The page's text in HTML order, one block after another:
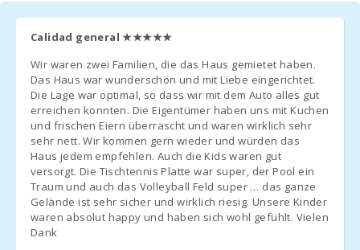
Strand Cala
Murada (km):
Strand S´Arenal
Porto Colom
(km):
Strand Cala Brafi
(km):
Strand Cala
Marsal (km):
Entfernung zu
Restaurants (m):
Services und Extras
Parken: Verfügbar im Freien oder in einer Garage, keine
Reservierung erforderlich.
Babybett und Hochstuhl: Kostenlos zur Verfügung (auf
vorherige Anfrage).
Zweites Babybett: 20 € pro Tag.
Zusatzbett: 28 € pro Tag (nur nach vorheriger Vereinbarung
verfügbar).
- Verwaltungsgebühr - 6,3 %.
Ankunftsinformationen
Calidad general★★★★★
Wir waren zwei Familien, die das Haus gemietet haben.
Das Haus war wunderschön und mit Liebe eingerichtet.
Die Lage war optimal, so dass wir mit dem Auto alles gut
erreichen konnten. Die Eigentümer haben uns mit Kuchen
und frischen Eiern überrascht und waren wirklich sehr
sehr nett. Wir kommen gern wieder und würden das
Haus jedem empfehlen. Auch die Kids waren gut
versorgt. Die Tischtennis Platte war super, der Pool ein
Traum und auch das Volleyball Feld super … das ganze
Gelände ist sehr sicher und wirklich riesig. Unsere Kinder
waren absolut happy und haben sich wohl gefühlt. Vielen
Dank